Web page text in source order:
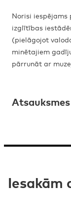
Norisi iespējams
izglītības
(pielāgojot
minētajiem
pārrunāt ar
Iesakām